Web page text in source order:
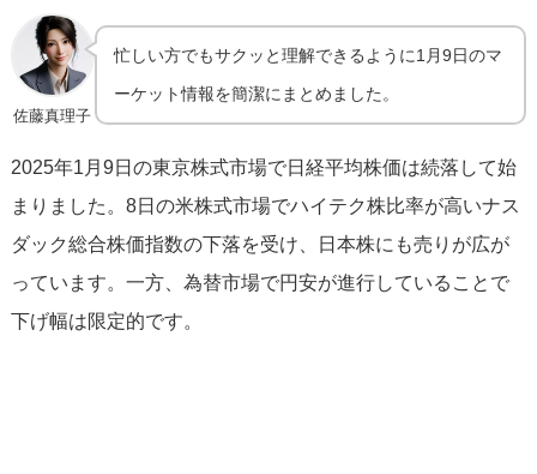
佐藤真理子
忙しい方でもサクッと理解できるように1月9日のマ
ーケット情報を簡潔にまとめました。
2025年1月9日の東京株式市場で日経平均株価は続落して始
まりました。8日の米株式市場でハイテク株比率が高いナス
ダック総合株価指数の下落を受け、日本株にも売りが広が
っています。一方、為替市場で円安が進行していることで
下げ幅は限定的です。